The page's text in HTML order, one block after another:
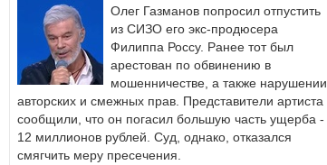
Олег Газманов попросил отпустить
из СИЗО его экс-продюсера
Филиппа Россу. Ранее тот был
арестован по обвинению в
мошенничестве, а также нарушении
авторских и смежных прав. Представители артиста
сообщили, что он погасил большую часть ущерба -
12 миллионов рублей. Суд, однако, отказался
смягчить меру пресечения.